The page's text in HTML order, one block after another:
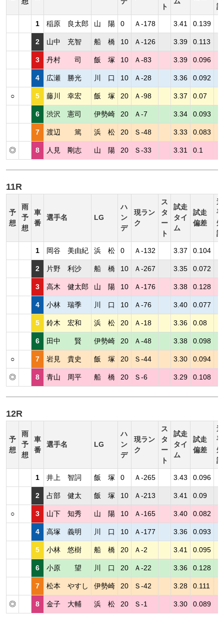
ト
評
1 稲原 良太郎 山 陽 0 Ａ-178 3.41 0.139
2 山中 充智 船 橋 10 Ａ-126 3.39 0.113
3 丹村 司 飯 塚 10 Ａ-83 3.39 0.096
4 広瀬 勝光 川 口 10 Ａ-28 3.36 0.092
○ 5 藤川 幸宏 飯 塚 20 Ａ-98 3.37 0.07
6 渋沢 憲司 伊勢崎 20 Ａ-7 3.34 0.093
7 渡辺 篤 浜 松 20 Ｓ-48 3.33 0.083
◎ 8 人見 剛志 山 陽 20 Ｓ-33 3.31 0.1
11R
予
想
雨
予
想
車
番
選手名 LG
ハ
ン
デ
現ラン
ク
ス
タ
ー
ト
試走
タイ
ム
試走
偏差
選
手
短
評
1 岡谷 美由紀 浜 松 0 Ａ-132 3.37 0.104
2 片野 利沙 船 橋 10 Ａ-267 3.35 0.072
3 高木 健太郎 山 陽 10 Ａ-176 3.38 0.128
4 小林 瑞季 川 口 10 Ａ-76 3.40 0.077
5 鈴木 宏和 浜 松 20 Ａ-18 3.36 0.08
6 田中 賢 伊勢崎 20 Ａ-48 3.38 0.098
○ 7 岩見 貴史 飯 塚 20 Ｓ-44 3.30 0.094
◎ 8 青山 周平 船 橋 20 Ｓ-6 3.29 0.108
12R
予
想
雨
予
想
車
番
選手名 LG
ハ
ン
デ
現ラン
ク
ス
タ
ー
ト
試走
タイ
ム
試走
偏差
選
手
短
評
1 井上 智詞 飯 塚 0 Ａ-265 3.43 0.096
2 占部 健太 飯 塚 10 Ａ-213 3.41 0.09
○ 3 山下 知秀 山 陽 10 Ａ-165 3.40 0.082
4 高塚 義明 川 口 10 Ａ-177 3.36 0.093
5 小林 悠樹 船 橋 20 Ａ-2 3.41 0.095
6 小原 望 川 口 20 Ａ-22 3.36 0.128
7 松本 やすし 伊勢崎 20 Ｓ-42 3.28 0.111
◎ 8 金子 大輔 浜 松 20 Ｓ-1 3.30 0.089